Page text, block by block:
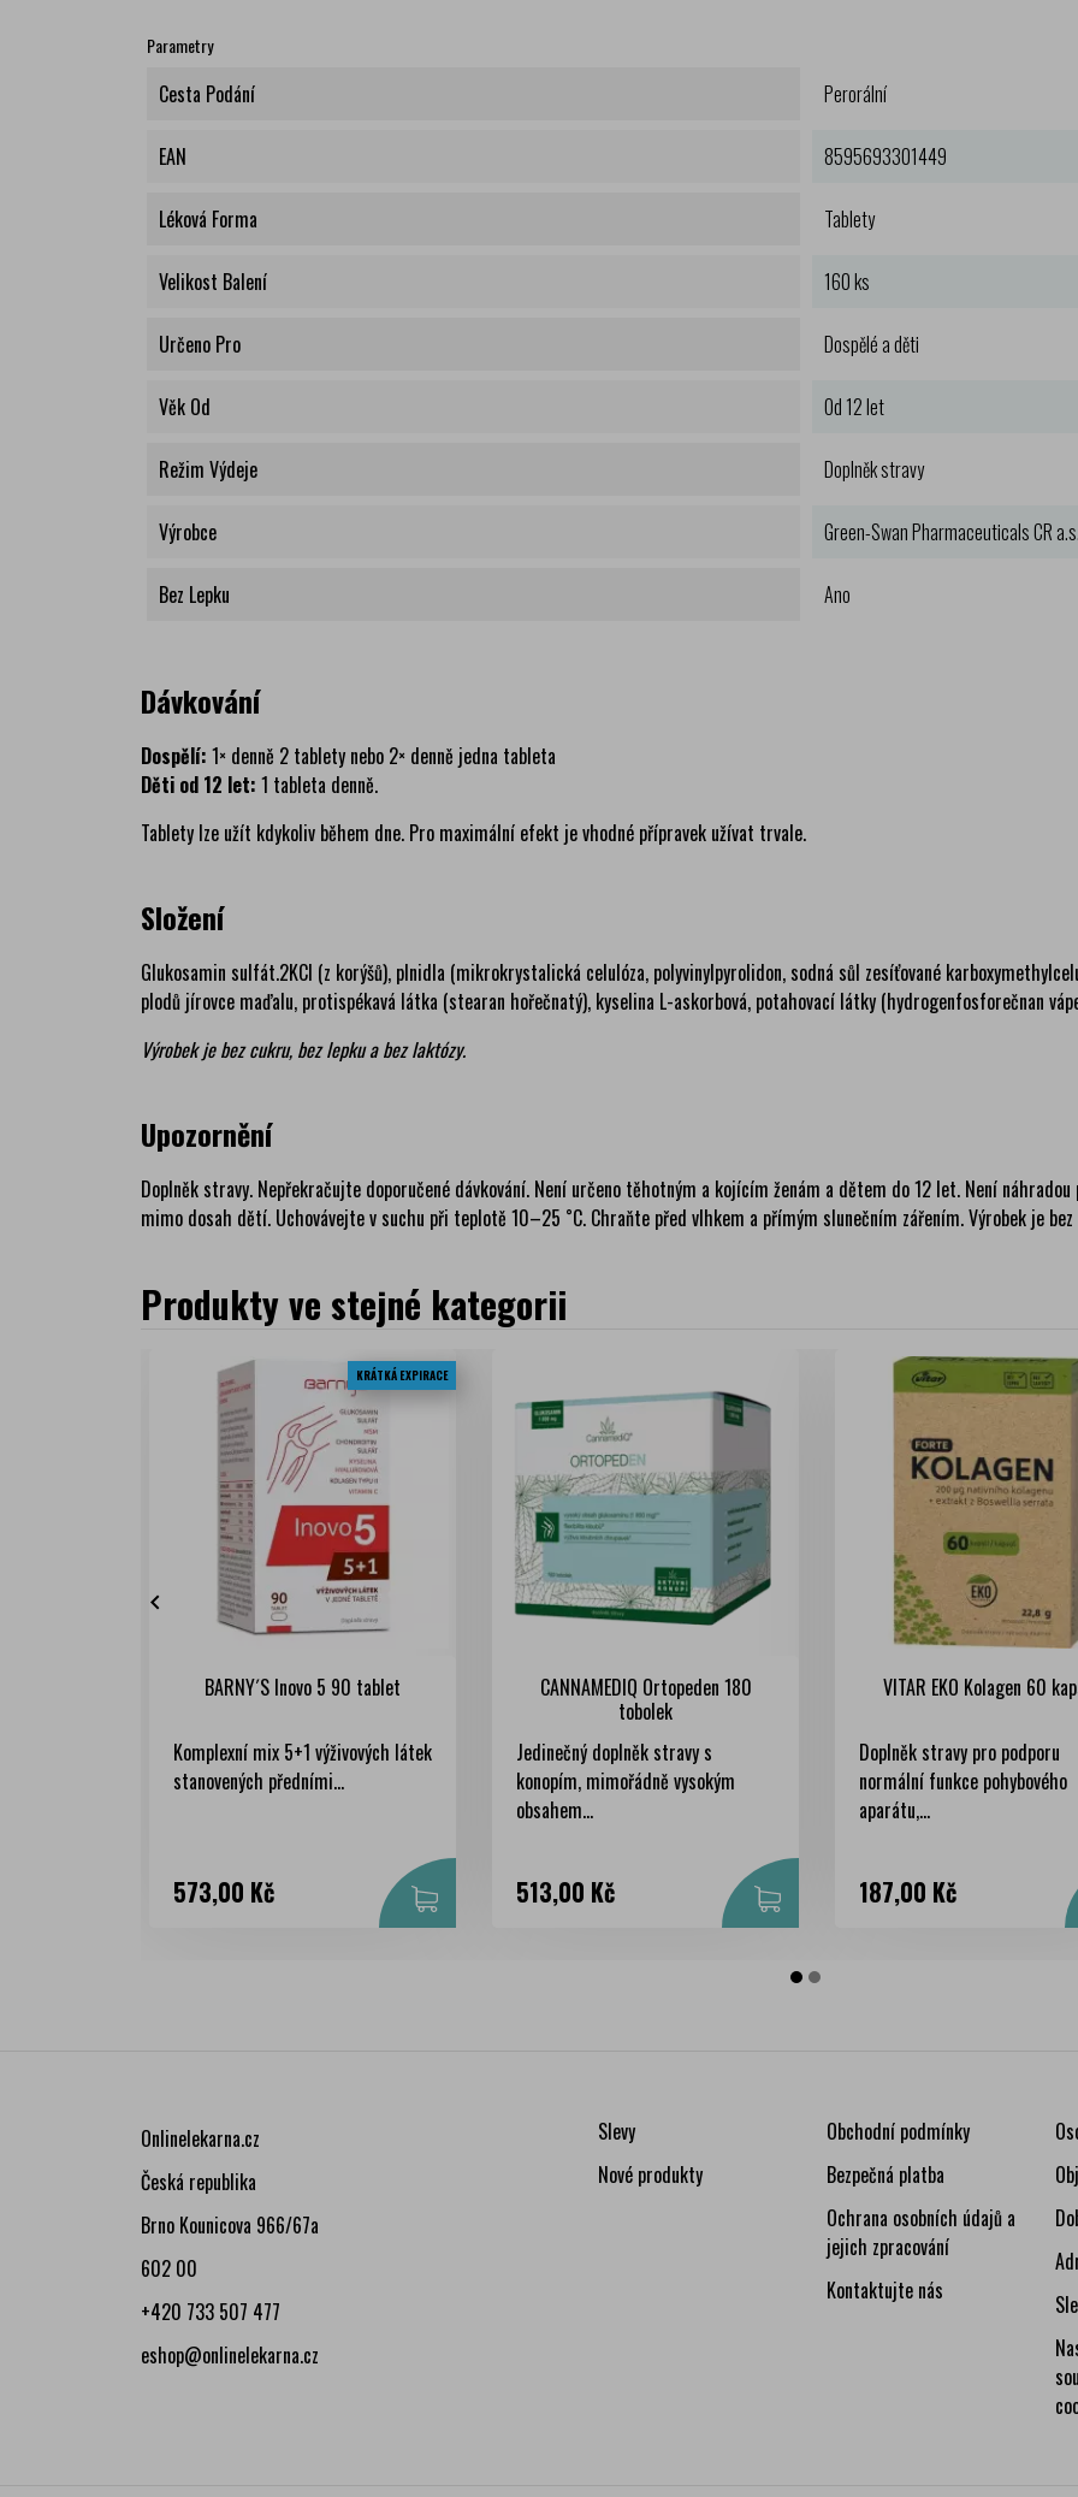
Parametry
Cesta Podání Perorální
EAN 8595693301449
Léková Forma Tablety
Velikost Balení 160 ks
Určeno Pro Dospělé a děti
Věk Od Od 12 let
Režim Výdeje Doplněk stravy
Výrobce Green-Swan Pharmaceuticals CR
Bez Lepku Ano
Dávkování
Dospělí: 1× denně 2 tablety nebo 2× denně jedna tableta
Děti od 12 let: 1 tableta denně.
Tablety lze užít kdykoliv během dne. Pro maximální efekt je vhodné přípravek užívat trvale.
Složení
Glukosamin sulfát.2KCl (z korýšů), plnidla (mikrokrystalická celulóza, polyvinylpyrolidon, sodná sůl zesíťované
plodů jírovce maďalu, protispékavá látka (stearan hořečnatý), kyselina L-askorbová, potahovací látky (hydrogenfosforečnan
Výrobek je bez cukru, bez lepku a bez laktózy.
Upozornění
Doplněk stravy. Nepřekračujte doporučené dávkování. Není určeno těhotným a kojícím ženám a dětem do 12 let. Není
mimo dosah dětí. Uchovávejte v suchu při teplotě 10–25 ˚C. Chraňte před vlhkem a přímým slunečním zářením. Výrobek je
Produkty ve stejné kategorii
BARNY´S Inovo 5 90 tablet
Komplexní mix 5+1 výživových látek
stanovených předními...
Cena
573,00 Kč
KRÁTKÁ EXPIRACE
CANNAMEDIQ Ortopeden 180
tobolek
Jedinečný doplněk stravy s
konopím, mimořádně vysokým
obsahem...
Cena
513,00 Kč
VITAR EKO Kolagen 60
Doplněk stravy pro podporu
normální funkce pohybového
aparátu,...
Cena
187,00 Kč

Onlinelekarna.cz
Česká republika
Brno Kounicova 966/67a
602 00
+420 733 507 477
eshop@onlinelekarna.cz
Slevy
Nové produkty
Obchodní podmínky
Bezpečná platba
Ochrana osobních údajů a
jejich zpracování
Kontaktujte nás